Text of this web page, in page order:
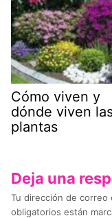
Cómo viven y
dónde viven
plantas
Deja una
Tu dirección de correo
obligatorios están